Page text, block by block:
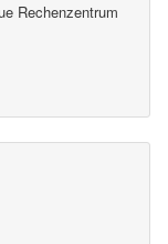
Rechenzentrum